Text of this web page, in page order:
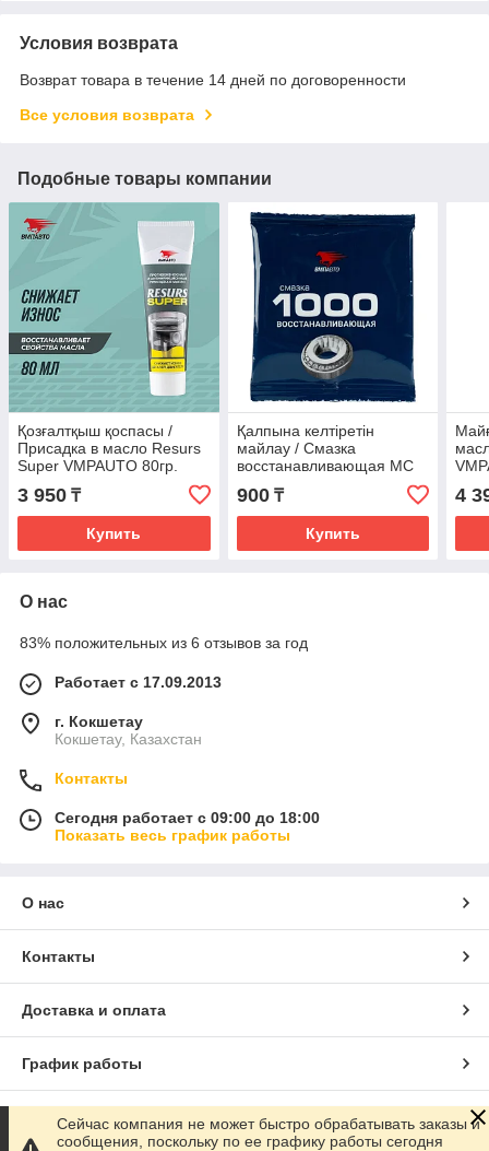
Условия возврата
Возврат товара в течение 14 дней по договоренности
Все условия возврата
Подобные товары компании
Қозғалтқыш қоспасы /
Присадка в масло Resurs
Super VMPAUTO 80гр.
(15шт) 8304
3 950 ₸
Купить
Қалпына келтіретін
майлау / Смазка
восстанавливающая МС
1000 VMPAUTO 50гр.
(стик-пакет) (100шт) 1102
900₸
Купить
4
О нас
83% положительных из 6 отзывов за год
Работает с 17.09.2013
г. Кокшетау
Кокшетау, Казахстан
Контакты
Сегодня работает с 09:00 до 18:00
Показать весь график работы
О нас
Контакты
Доставка и оплата
График работы
Полная версия сайта
Сейчас компания не может быстро обрабатывать заказы и
сообщения, поскольку по ее графику работы сегодня